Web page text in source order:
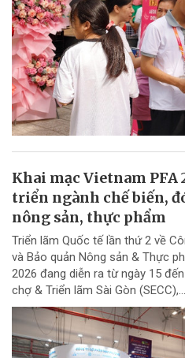
Khai mạc Vietnam PFA
triển ngành chế biến,
nông sản, thực phẩm
Triển lãm Quốc tế lần thứ 2 về
và Bảo quản Nông sản & Thực
2026 đang diễn ra từ ngày 15
chợ & Triển lãm Sài Gòn (SECC),...